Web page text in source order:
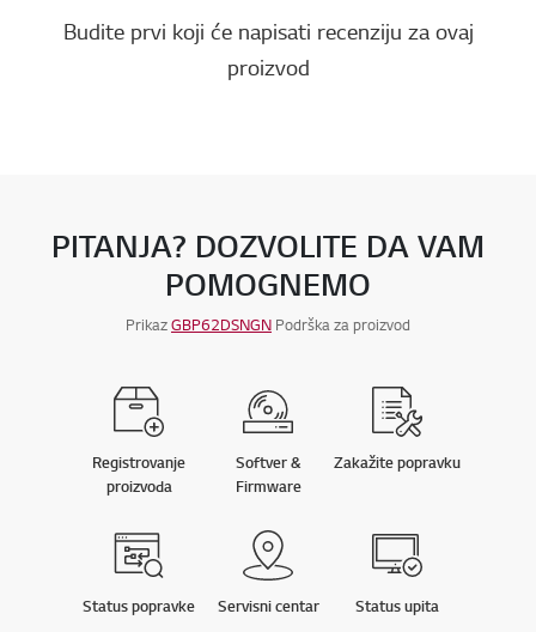
Budite prvi koji će napisati recenziju za ovaj
proizvod
PITANJA? DOZVOLITE DA VAM
POMOGNEMO
PrikazGBP62DSNGN Podrška za proizvod
Registrovanje
proizvoda
Softver &
Firmware
Zakažite popravku
Status popravke Servisni centar Status upita